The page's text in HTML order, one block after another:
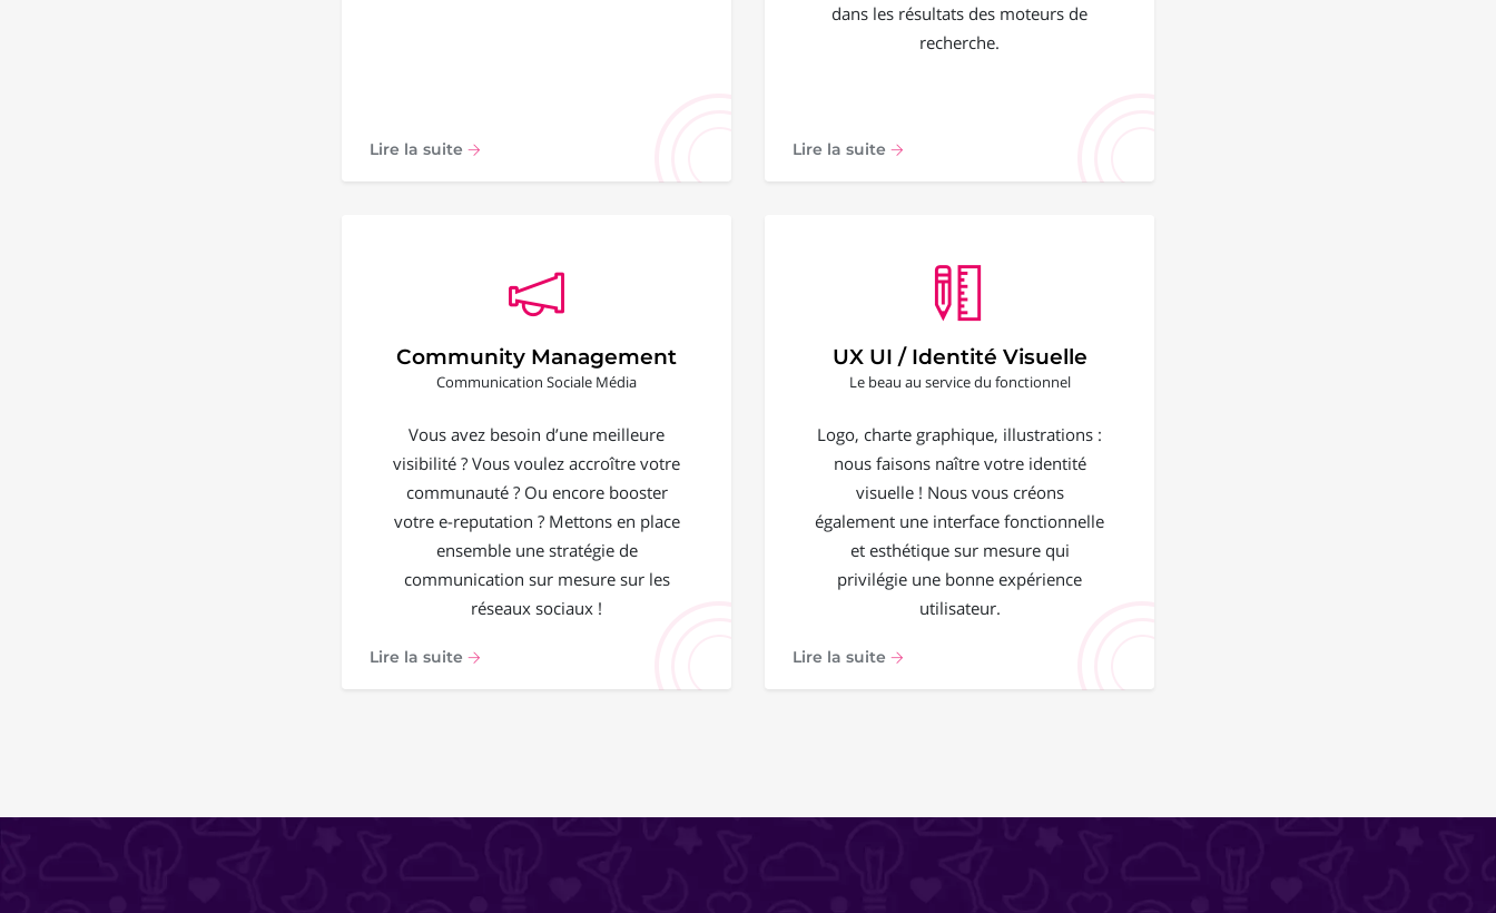
Lire la suite
dans les résultats des moteurs de
recherche.
Lire la suite
Community Management
Communication Sociale Média
Vous avez besoin d’une meilleure
visibilité ? Vous voulez accroître votre
communauté ? Ou encore booster
votre e-reputation ? Mettons en place
ensemble une stratégie de
communication sur mesure sur les
réseaux sociaux !
Lire la suite
UX UI / Identité Visuelle
Le beau au service du fonctionnel
Logo, charte graphique, illustrations :
nous faisons naître votre identité
visuelle ! Nous vous créons
également une interface fonctionnelle
et esthétique sur mesure qui
privilégie une bonne expérience
utilisateur.
Lire la suite